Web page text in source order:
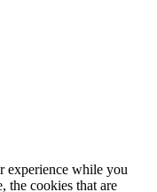
experience while you
the cookies that are